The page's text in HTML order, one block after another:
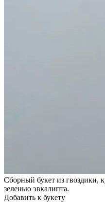
Сборный букет из гвоздики,
зеленью эвкалипта.
Добавить к букету